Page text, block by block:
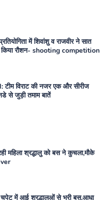
में शिवांशु व राजवीर ने सात
किया रौशन- shooting competition
विराट की नजर एक और सीरीज
से जुड़ी तमाम बातें
महिला श्रद्धालु को बस ने कुचला,मौके
चपेट में आई श्रद्धालुओं से भरी बस,आधा